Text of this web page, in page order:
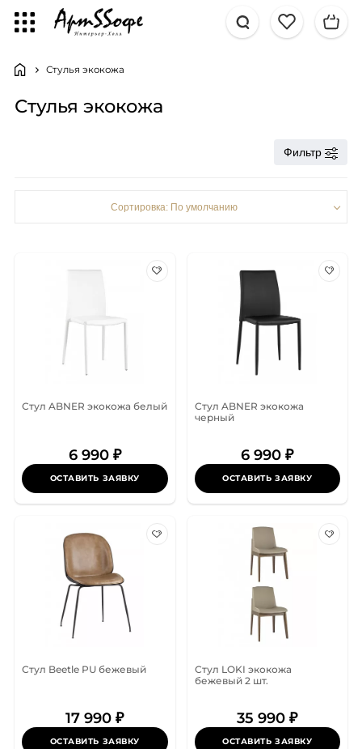
Стулья экокожа
Стулья экокожа
Фильтр
Сортировка: По умолчанию
Стул ABNER экокожа белый
6 990 ₽
ОСТАВИТЬ ЗАЯВКУ
Стул ABNER экокожа
черный
6 990 ₽
ОСТАВИТЬ ЗАЯВКУ
Стул Beetle PU бежевый
17 990 ₽
ОСТАВИТЬ ЗАЯВКУ
Стул LOKI экокожа
бежевый 2 шт.
35 990 ₽
ОСТАВИТЬ ЗАЯВКУ